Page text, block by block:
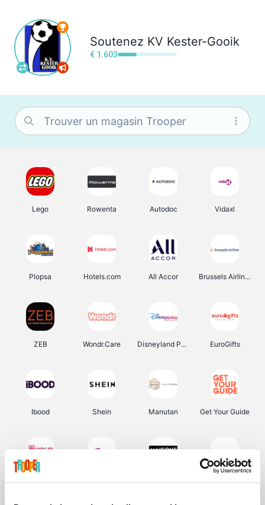
Soutenez KV Kester-Gooik
€ 1.603
Lego Rowenta Autodoc Vidaxl
Plopsa Hotels.com All Accor Brussels Airlines
ZEB Wondr.Care Disneyland Paris EuroGifts
Ibood Shein Manutan Get Your Guide